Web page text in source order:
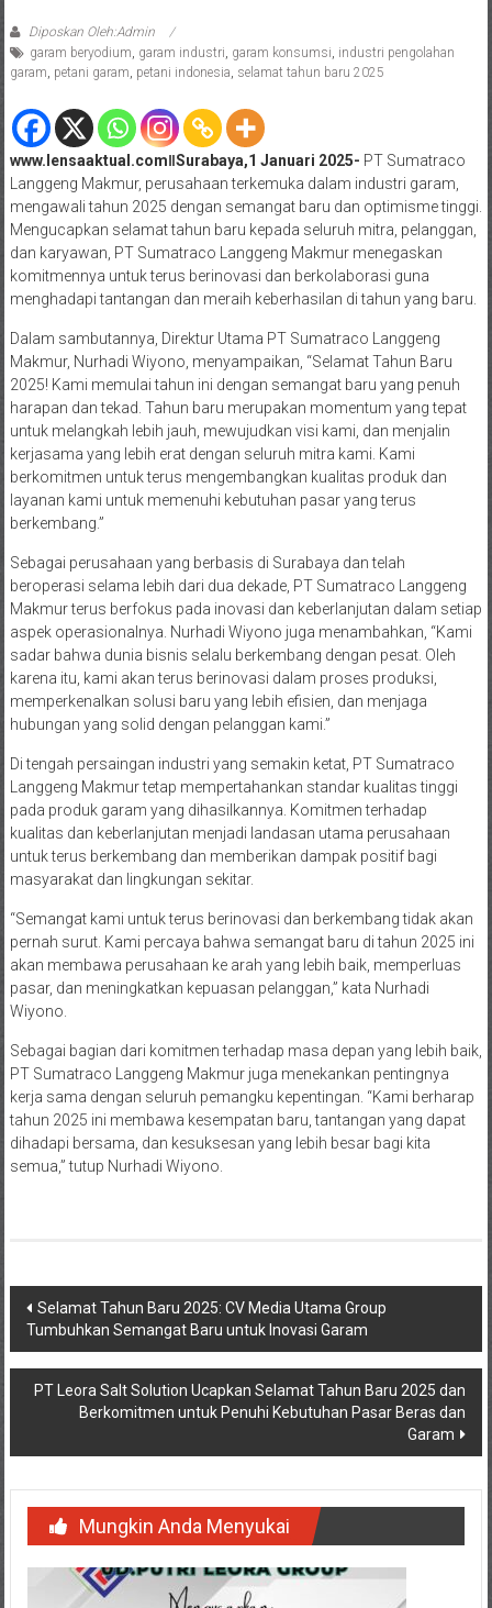
Diposkan Oleh:Admin
garam beryodium garam industri garam konsumsi industri pengolahan
garam petani garam petani indonesia selamat tahun baru 2025
www.lensaaktual.comǁSurabaya,1 Januari 2025- PT Sumatraco
Langgeng Makmur, perusahaan terkemuka dalam industri garam,
mengawali tahun 2025 dengan semangat baru dan optimisme tinggi.
Mengucapkan selamat tahun baru kepada seluruh mitra, pelanggan,
dan karyawan, PT Sumatraco Langgeng Makmur menegaskan
komitmennya untuk terus berinovasi dan berkolaborasi guna
menghadapi tantangan dan meraih keberhasilan di tahun yang baru.
Dalam sambutannya, Direktur Utama PT Sumatraco Langgeng
Makmur, Nurhadi Wiyono, menyampaikan, “Selamat Tahun Baru
2025! Kami memulai tahun ini dengan semangat baru yang penuh
harapan dan tekad. Tahun baru merupakan momentum yang tepat
untuk melangkah lebih jauh, mewujudkan visi kami, dan menjalin
kerjasama yang lebih erat dengan seluruh mitra kami. Kami
berkomitmen untuk terus mengembangkan kualitas produk dan
layanan kami untuk memenuhi kebutuhan pasar yang terus
berkembang.”
Sebagai perusahaan yang berbasis di Surabaya dan telah
beroperasi selama lebih dari dua dekade, PT Sumatraco Langgeng
Makmur terus berfokus pada inovasi dan keberlanjutan dalam setiap
aspek operasionalnya. Nurhadi Wiyono juga menambahkan, “Kami
sadar bahwa dunia bisnis selalu berkembang dengan pesat. Oleh
karena itu, kami akan terus berinovasi dalam proses produksi,
memperkenalkan solusi baru yang lebih efisien, dan menjaga
hubungan yang solid dengan pelanggan kami.”
Di tengah persaingan industri yang semakin ketat, PT Sumatraco
Langgeng Makmur tetap mempertahankan standar kualitas tinggi
pada produk garam yang dihasilkannya. Komitmen terhadap
kualitas dan keberlanjutan menjadi landasan utama perusahaan
untuk terus berkembang dan memberikan dampak positif bagi
masyarakat dan lingkungan sekitar.
“Semangat kami untuk terus berinovasi dan berkembang tidak akan
pernah surut. Kami percaya bahwa semangat baru di tahun 2025 ini
akan membawa perusahaan ke arah yang lebih baik, memperluas
pasar, dan meningkatkan kepuasan pelanggan,” kata Nurhadi
Wiyono.
Sebagai bagian dari komitmen terhadap masa depan yang lebih baik,
PT Sumatraco Langgeng Makmur juga menekankan pentingnya
kerja sama dengan seluruh pemangku kepentingan. “Kami berharap
tahun 2025 ini membawa kesempatan baru, tantangan yang dapat
dihadapi bersama, dan kesuksesan yang lebih besar bagi kita
semua,” tutup Nurhadi Wiyono.
Navigasi
pos
Selamat Tahun Baru 2025: CV Media Utama Group
Tumbuhkan Semangat Baru untuk Inovasi Garam
PT Leora Salt Solution Ucapkan Selamat Tahun Baru 2025 dan
Berkomitmen untuk Penuhi Kebutuhan Pasar Beras dan
Garam
Mungkin Anda Menyukai